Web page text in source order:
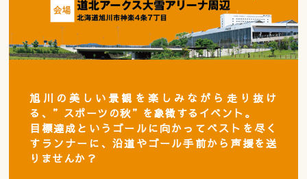
旭川の美しい景観を楽しみながら走り抜け
る、”スポーツの秋”を象徴するイベント。
目標達成というゴールに向かってベストを尽く
すランナーに、沿道やゴール手前から声援を送
りませんか？